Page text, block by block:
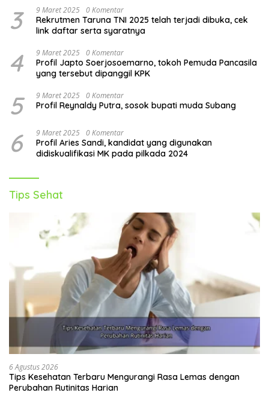
3 9 Maret 2025 0 Komentar
Rekrutmen Taruna TNI 2025 telah terjadi dibuka, cek
link daftar serta syaratnya
4 9 Maret 2025 0 Komentar
Profil Japto Soerjosoemarno, tokoh Pemuda Pancasila
yang tersebut dipanggil KPK
5 9 Maret 2025 0 Komentar
Profil Reynaldy Putra, sosok bupati muda Subang
6 9 Maret 2025 0 Komentar
Profil Aries Sandi, kandidat yang digunakan
didiskualifikasi MK pada pilkada 2024
Tips Sehat
6 Agustus 2026
Tips Kesehatan Terbaru Mengurangi Rasa Lemas dengan
Perubahan Rutinitas Harian